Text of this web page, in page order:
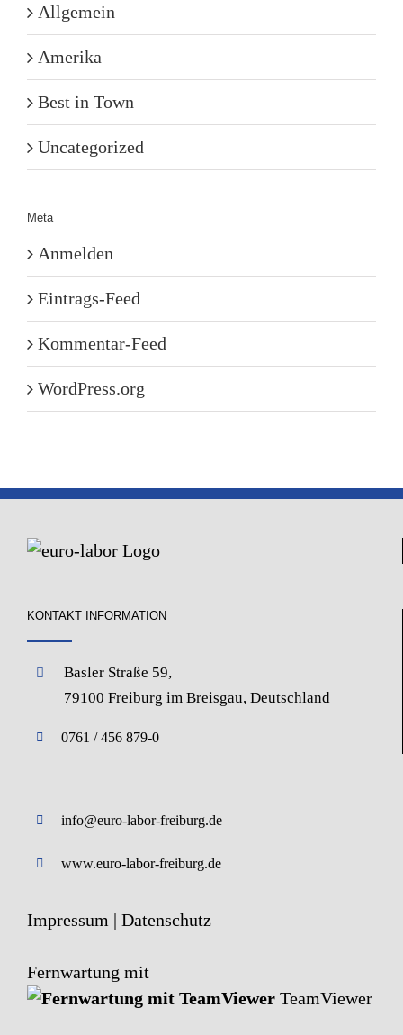
Allgemein
Amerika
Best in Town
Uncategorized
Meta
Anmelden
Eintrags-Feed
Kommentar-Feed
WordPress.org
KONTAKT INFORMATION
Basler Straße 59,
79100 Freiburg im Breisgau, Deutschland
0761 / 456 879-0
info@euro-labor-freiburg.de
www.euro-labor-freiburg.de
Impressum | Datenschutz
Fernwartung mit
TeamViewer